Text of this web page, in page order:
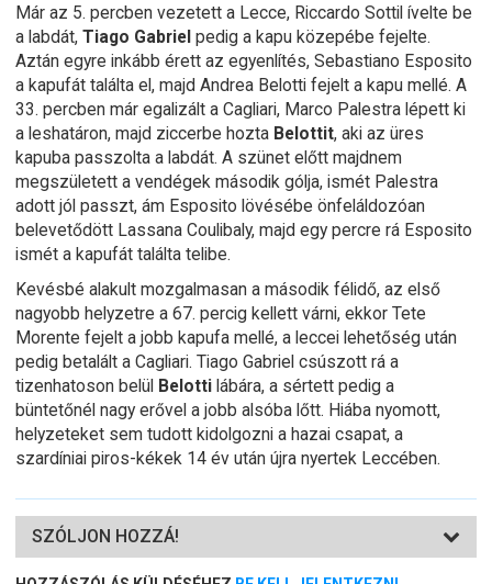
Már az 5. percben vezetett a Lecce, Riccardo Sottil ívelte be
a labdát, Tiago Gabriel pedig a kapu közepébe fejelte.
Aztán egyre inkább érett az egyenlítés, Sebastiano Esposito
a kapufát találta el, majd Andrea Belotti fejelt a kapu mellé. A
33. percben már egalizált a Cagliari, Marco Palestra lépett ki
a leshatáron, majd ziccerbe hozta Belottit, aki az üres
kapuba passzolta a labdát. A szünet előtt majdnem
megszületett a vendégek második gólja, ismét Palestra
adott jól passzt, ám Esposito lövésébe önfeláldozóan
belevetődött Lassana Coulibaly, majd egy percre rá Esposito
ismét a kapufát találta telibe.
Kevésbé alakult mozgalmasan a második félidő, az első
nagyobb helyzetre a 67. percig kellett várni, ekkor Tete
Morente fejelt a jobb kapufa mellé, a leccei lehetőség után
pedig betalált a Cagliari. Tiago Gabriel csúszott rá a
tizenhatoson belül Belotti lábára, a sértett pedig a
büntetőnél nagy erővel a jobb alsóba lőtt. Hiába nyomott,
helyzeteket sem tudott kidolgozni a hazai csapat, a
szardíniai piros-kékek 14 év után újra nyertek Leccében.
SZÓLJON HOZZÁ!